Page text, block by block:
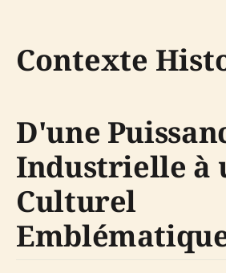
Contexte
D'une
Industrielle à
Culturel